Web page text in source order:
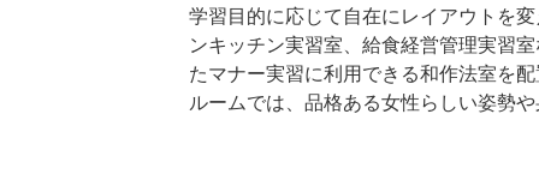
学習目的に応じて自在にレイアウトを
ンキッチン実習室、給食経営管理実習
たマナー実習に利用できる和作法室を
ルームでは、品格ある女性らしい姿勢